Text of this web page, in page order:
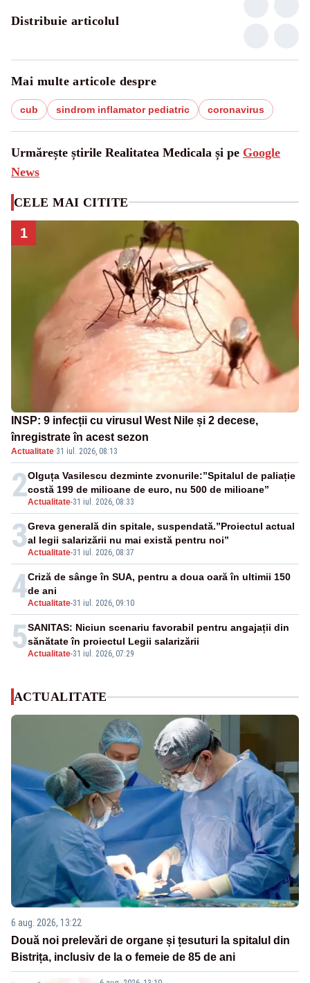
Distribuie articolul
Mai multe articole despre
cub sindrom inflamator pediatric coronavirus
Urmărește știrile Realitatea Medicala și pe Google
News
CELE MAI CITITE
1
INSP: 9 infecții cu virusul West Nile și 2 decese,
înregistrate în acest sezon
Actualitate·31 iul. 2026, 08:13
2Actualitate-31 iul. 2026, 08:33
Olguța Vasilescu dezminte zvonurile:”Spitalul de paliație
costă 199 de milioane de euro, nu 500 de milioane”
3Actualitate-31 iul. 2026, 08:37
Greva generală din spitale, suspendată.”Proiectul actual
al legii salarizării nu mai există pentru noi”
4Actualitate-31 iul. 2026, 09:10
Criză de sânge în SUA, pentru a doua oară în ultimii 150
de ani
5Actualitate-31 iul. 2026, 07:29
SANITAS: Niciun scenariu favorabil pentru angajații din
sănătate în proiectul Legii salarizării
ACTUALITATE
6 aug. 2026, 13:22
Două noi prelevări de organe și țesuturi la spitalul din
Bistrița, inclusiv de la o femeie de 85 de ani